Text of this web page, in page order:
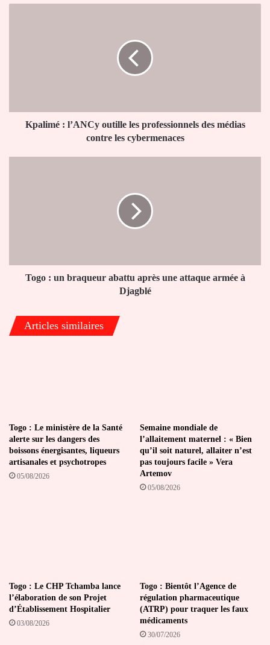
contre
Kpalimé : l’ANCy outille les professionnels des médias
contre les cybermenaces
armée
Togo : un braqueur abattu après une attaque armée à
Djagblé
Articles similaires
Togo : Le ministère de la Santé
alerte sur les dangers des
boissons énergisantes, liqueurs
artisanales et psychotropes
05/08/2026
Semaine mondiale de
l’allaitement maternel : « Bien
qu’il soit naturel, allaiter n’est
pas toujours facile » Vera
Artemov
05/08/2026
Togo : Le CHP Tchamba lance
l’élaboration de son Projet
d’Établissement Hospitalier
03/08/2026
Togo : Bientôt l’Agence de
régulation pharmaceutique
(ATRP) pour traquer les faux
médicaments
30/07/2026